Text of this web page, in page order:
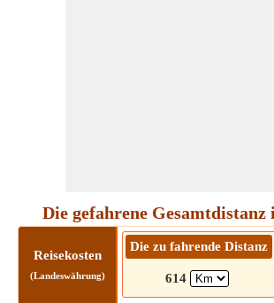
Die gefahrene Gesamtdistanz
Reisekosten
(Landeswährung)
Die zu fahrende Distanz
614